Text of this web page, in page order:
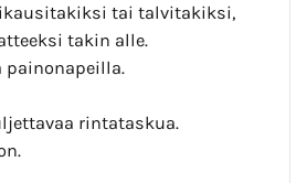
tai talvitakiksi,
takin alle.
painonapeilla.
rintataskua.